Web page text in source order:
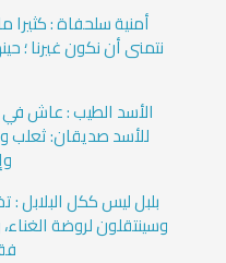
أمنية سلحفاة : كثيرا
نتمنى أن نكون غيرنا ؛
الأسد الطيب : عاش في
للأسد صديقان: ثعلب
بلبل ليس ككل البلابل :
وسينتقلون لروضة